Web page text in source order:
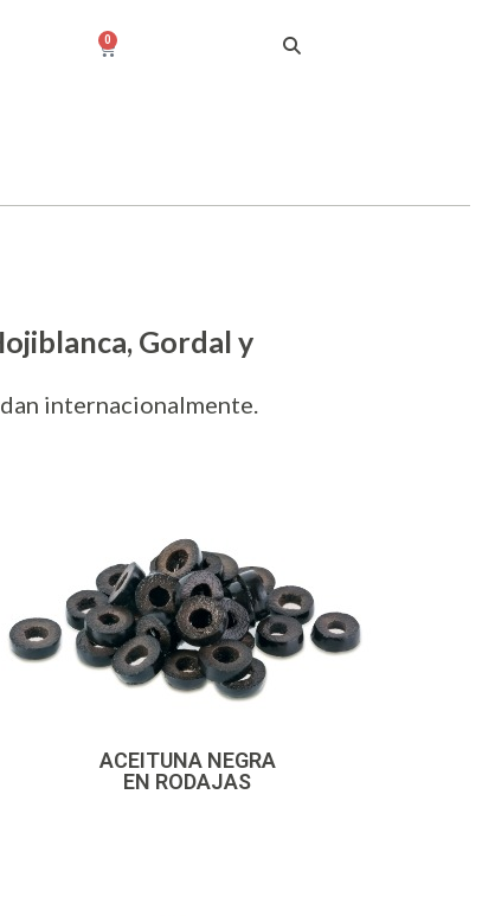
0
Gordal y
internacionalmente.
ACEITUNA NEGRA
EN RODAJAS